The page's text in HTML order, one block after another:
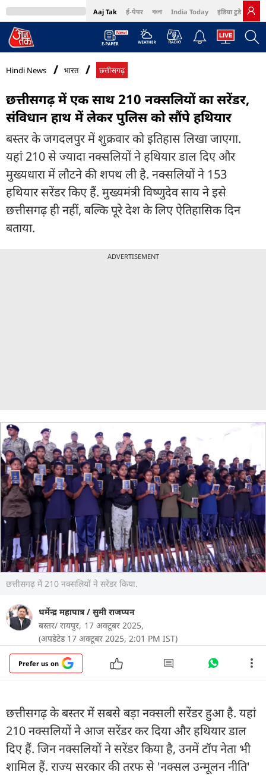
Aaj Tak ई-पेपर বাংলা India Today इंडिया टुडे हिंदी
MumbaiTak Cosmopolitan Harper's Bazaar Northeast
Hindi News भारत छत्तीसगढ़
छत्तीसगढ़ में एक साथ 210 नक्सलियों का सरेंडर,
संविधान हाथ में लेकर पुलिस को सौंपे हथियार
बस्तर के जगदलपुर में शुक्रवार को इतिहास लिखा जाएगा.
यहां 210 से ज्यादा नक्सलियों ने हथियार डाल दिए और
मुख्यधारा में लौटने की शपथ ली है. नक्सलियों ने 153
हथियार सरेंडर किए हैं. मुख्यमंत्री विष्णुदेव साय ने इसे
छत्तीसगढ़ ही नहीं, बल्कि पूरे देश के लिए ऐतिहासिक दिन
बताया.
ADVERTISEMENT
छत्तीसगढ़ में 210 नक्सलियों ने सरेंडर किया.
धर्मेन्द्र महापात्र/ सुमी राजप्पन
बस्तर/ रायपुर, 17 अक्टूबर 2025,
(अपडेटेड 17 अक्टूबर 2025, 2:01 PM IST)
Prefer us on
छत्तीसगढ़ के बस्तर में सबसे बड़ा नक्सली सरेंडर हुआ है. यहां
210 नक्सलियों ने आज सरेंडर कर दिया और हथियार डाल
दिए हैं. जिन नक्सलियों ने सरेंडर किया है, उनमें टॉप नेता भी
शामिल हैं. राज्य सरकार की तरफ से 'नक्सल उन्मूलन नीति'